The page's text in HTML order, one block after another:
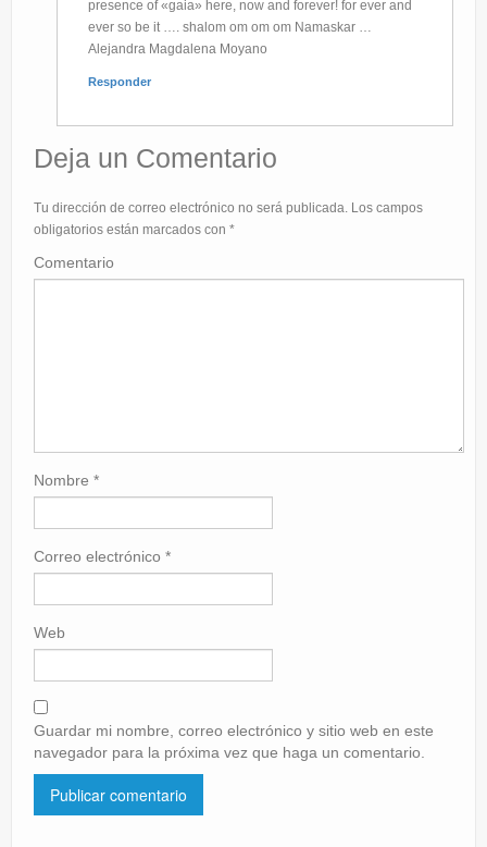
presence of «gaia» here, now and forever! for ever and
ever so be it …. shalom om om om Namaskar …
Alejandra Magdalena Moyano
Responder
Deja un Comentario
Tu dirección de correo electrónico no será publicada. Los campos
obligatorios están marcados con *
Comentario
Nombre *
Correo electrónico *
Web
Guardar mi nombre, correo electrónico y sitio web en este
navegador para la próxima vez que haga un comentario.